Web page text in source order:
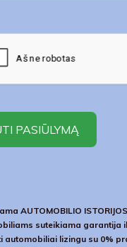
AUTOMOBILIO
suteikiama garantija
automobiliai lizingu su 0%